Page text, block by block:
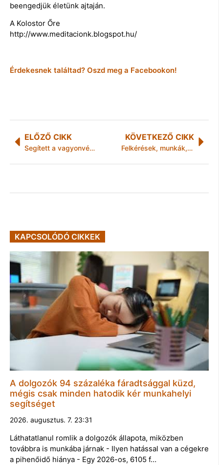
beengedjük életünk ajtaján.
A Kolostor Őre
http://www.meditacionk.blogspot.hu/
Érdekesnek találtad? Oszd meg a Facebookon!
ELŐZŐ CIKK
Segített a vagyonvédelmi naptár: elfogták a fiatalkorú rablókat!
KÖVETKEZŐ CIKK
Felkérések, munkák, munkakeresés – Sztankay Orsolya és St. Martin riportja!
KAPCSOLÓDÓ CIKKEK
A dolgozók 94 százaléka fáradtsággal küzd,
mégis csak minden hatodik kér munkahelyi
segítséget
2026. augusztus. 7. 23:31
Láthatatlanul romlik a dolgozók állapota, miközben
továbbra is munkába járnak - Ilyen hatással van a cégekre
a pihenőidő hiánya - Egy 2026-os, 6105 f…